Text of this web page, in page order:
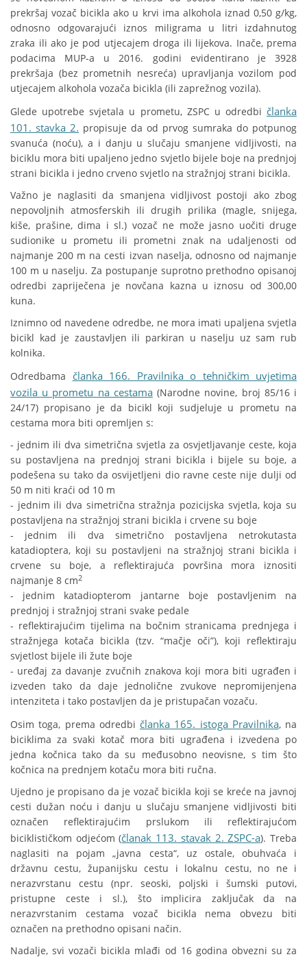
prekršaj vozač bicikla ako u krvi ima alkohola iznad 0,50 g/kg,
odnosno odgovarajući iznos miligrama u litri izdahnutog
zraka ili ako je pod utjecajem droga ili lijekova. Inače, prema
podacima MUP-a u 2016. godini evidentirano je 3928
prekršaja (bez prometnih nesreća) upravljanja vozilom pod
utjecajem alkohola vozača bicikla (ili zaprežnog vozila).
Glede upotrebe svjetala u prometu, ZSPC u odredbi članka
101. stavka 2. propisuje da od prvog sumraka do potpunog
svanuća (noću), a i danju u slučaju smanjene vidljivosti, na
biciklu mora biti upaljeno jedno svjetlo bijele boje na prednjoj
strani bicikla i jedno crveno svjetlo na stražnjoj strani bicikla.
Važno je naglasiti da smanjena vidljivost postoji ako zbog
nepovoljnih atmosferskih ili drugih prilika (magle, snijega,
kiše, prašine, dima i sl.) vozač ne može jasno uočiti druge
sudionike u prometu ili prometni znak na udaljenosti od
najmanje 200 m na cesti izvan naselja, odnosno od najmanje
100 m u naselju. Za postupanje suprotno prethodno opisanoj
odredbi zapriječena je novčana kazna u iznosu od 300,00
kuna.
Iznimno od navedene odredbe, ne mora imati upaljena svjetla
bicikl kad je zaustavljen ili parkiran u naselju uz sam rub
kolnika.
Odredbama članka 166. Pravilnika o tehničkim uvjetima
vozila u prometu na cestama(Narodne novine, broj 85/16 i
24/17) propisano je da bicikl koji sudjeluje u prometu na
cestama mora biti opremljen s:
- jednim ili dva simetrična svjetla za osvjetljavanje ceste, koja
su postavljena na prednjoj strani bicikla i bijele su boje, a
podešena su tako da osvijetljeni dio ravne ceste nije dulji od
50 m niti kraći od 10 m
- jednim ili dva simetrična stražnja pozicijska svjetla, koja su
postavljena na stražnjoj strani bicikla i crvene su boje
- jednim ili dva simetrično postavljena netrokutasta
katadioptera, koji su postavljeni na stražnjoj strani bicikla i
crvene su boje, a reflektirajuća površina mora iznositi
najmanje 8 cm2
- jednim katadiopterom jantarne boje postavljenim na
prednjoj i stražnjoj strani svake pedale
- reflektirajućim tijelima na bočnim stranicama prednjega i
stražnjega kotača bicikla (tzv. “mačje oči”), koji reflektiraju
svjetlost bijele ili žute boje
- uređaj za davanje zvučnih znakova koji mora biti ugrađen i
izveden tako da daje jednolične zvukove nepromijenjena
intenziteta i tako postavljen da je pristupačan vozaču.
Osim toga, prema odredbi članka 165. istoga Pravilnika, na
biciklima za svaki kotač mora biti ugrađena i izvedena po
jedna kočnica tako da su međusobno neovisne, s tim što
kočnica na prednjem kotaču mora biti ručna.
Ujedno je propisano da je vozač bicikla koji se kreće na javnoj
cesti dužan noću i danju u slučaju smanjene vidljivosti biti
označen reflektirajućim prslukom ili reflektirajućom
biciklističkom odjećom (članak 113. stavak 2. ZSPC-a). Treba
naglasiti na pojam „javna cesta“, uz ostale, obuhvaća i
državnu cestu, županijsku cestu i lokalnu cestu, no ne i
nerazvrstanu cestu (npr. seoski, poljski i šumski putovi,
pristupne ceste i sl.), što implicira zaključak da na
nerazvrstanim cestama vozač bicikla nema obvezu biti
označen na prethodno opisani način.
Nadalje, svi vozači bicikla mlađi od 16 godina obvezni su za